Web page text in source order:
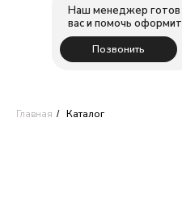
Позвонить
Наш менеджер готов
вас и помочь
Главная / Каталог